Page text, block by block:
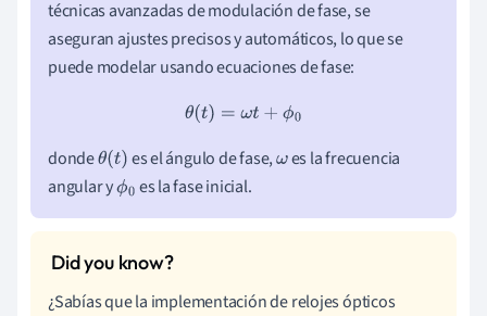
técnicas avanzadas de modulación de fase, se
aseguran ajustes precisos y automáticos, lo que se
puede modelar usando ecuaciones de fase:
θ( t)= ωt+ ϕ0
dondeθ(t) es el ángulo de fase,ωes la frecuencia
angular yϕ
0
es la fase inicial.
¿Sabías que la implementación de relojes ópticos